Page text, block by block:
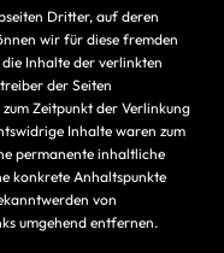
Dritter, auf deren
wir für diese fremden
Inhalte der verlinkten
der Seiten
Zeitpunkt der Verlinkung
Inhalte waren zum
permanente inhaltliche
konkrete Anhaltspunkte
von
umgehend entfernen.